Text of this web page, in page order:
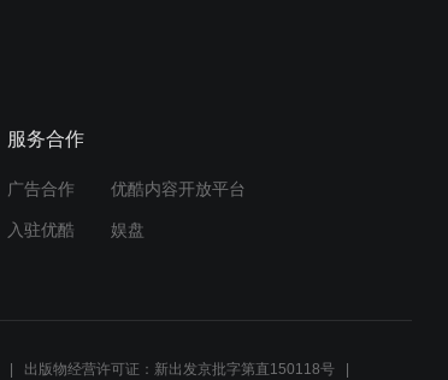
服务合作
广告合作 优酷内容开放平台
入驻优酷 娱盘
出版物经营许可证：新出发京批字第直150118号